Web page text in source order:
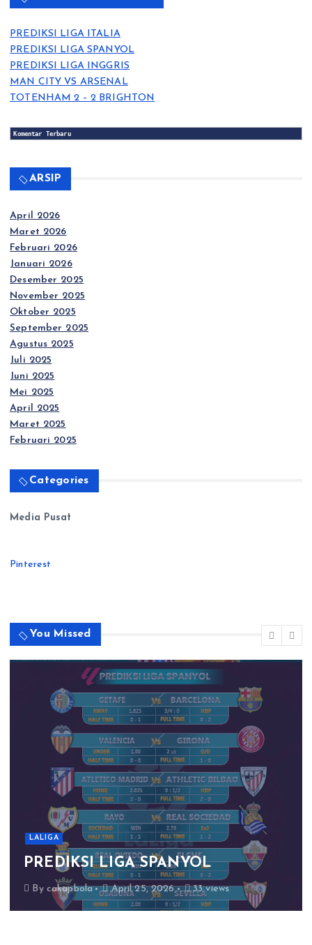
PREDIKSI LIGA ITALIA
PREDIKSI LIGA SPANYOL
PREDIKSI LIGA INGGRIS
MAN CITY VS ARSENAL
TOTENHAM 2 – 2 BRIGHTON
Komentar Terbaru
ARSIP
April 2026
Maret 2026
Februari 2026
Januari 2026
Desember 2025
November 2025
Oktober 2025
September 2025
Agustus 2025
Juli 2025
Juni 2025
Mei 2025
April 2025
Maret 2025
Februari 2025
Categories
Media Pusat
Pinterest
You Missed
LALIGA
PREDIKSI LIGA SPANYOL
By cakapbola April 25, 2026 33 views